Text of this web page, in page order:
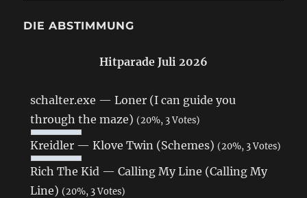
DIE ABSTIMMUNG
Hitparade Juli 2026
schalter.exe — Loner (I can guide you
through the maze) (20%, 3 Votes)
Kreidler — Klove Twin (Schemes) (20%, 3 Votes)
Rich The Kid — Calling My Line (Calling My
Line) (20%, 3 Votes)